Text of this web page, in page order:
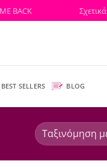
BACK
BEST SELLERS BLOG